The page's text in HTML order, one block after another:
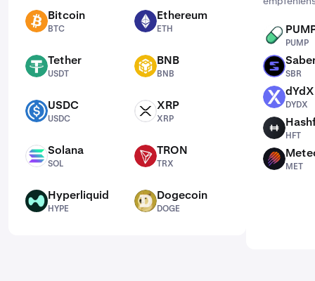
BTC Bitcoin
BTC
ETH Ethereum
ETH
USDT Tether
USDT
BNB BNB
BNB
USDC USDC
USDC
XRP XRP
XRP
SOL Solana
SOL
TRX TRON
TRX
HYPE Hyperliquid
HYPE
DOGE Dogecoin
DOGE
PUMP
PUMP
SBR
SBR
DYDX dYdX
DYDX
HFT
HFT
MET
MET